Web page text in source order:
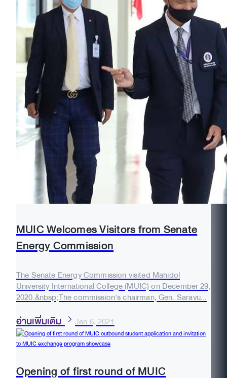
MUIC Welcomes Visitors from Senate
Energy Commission
The Senate Energy Commission visited Mahidol
University International College (MUIC) on December 29,
2020.&nbsp;The commission’s chairman, Gen. Saravu...
อ่านเพิ่มเติม Jan 6, 2021
Opening of first round of MUIC